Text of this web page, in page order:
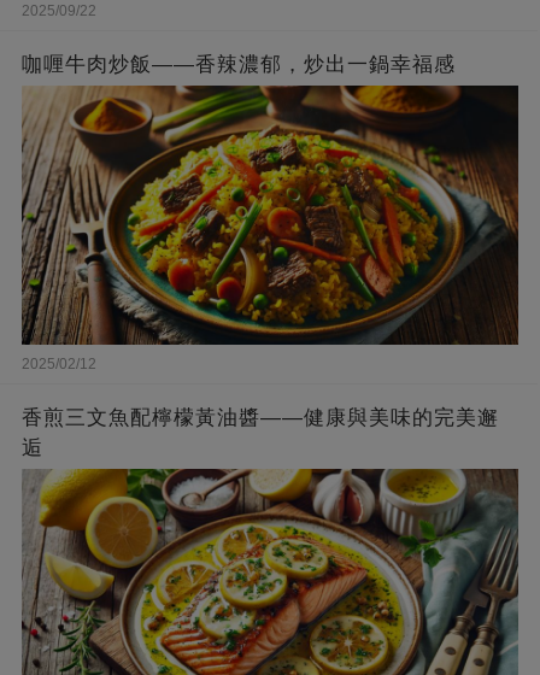
2025/09/22
咖喱牛肉炒飯——香辣濃郁，炒出一鍋幸福感
2025/02/12
香煎三文魚配檸檬黃油醬——健康與美味的完美邂
逅